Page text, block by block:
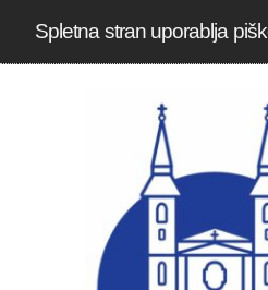
Spletna stran uporablja